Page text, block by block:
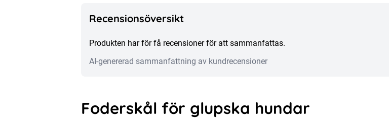
Recensionsöversikt
Produkten har för få recensioner för att sammanfattas.
AI-genererad sammanfattning av kundrecensioner
Foderskål för glupska hundar